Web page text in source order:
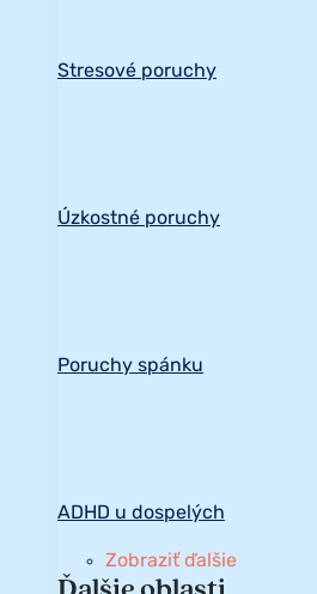
Stresové poruchy
Úzkostné poruchy
Poruchy spánku
ADHD u dospelých
Zobraziť ďalšie